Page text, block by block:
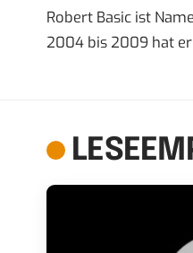
Robert Basic ist
2004 bis 2009 hat